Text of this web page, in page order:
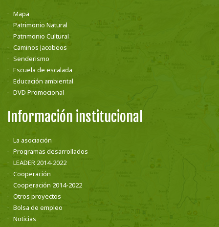
Mapa
Patrimonio Natural
Patrimonio Cultural
Caminos Jacobeos
Senderismo
Escuela de escalada
Educación ambiental
DVD Promocional
Información institucional
La asociación
Programas desarrollados
LEADER 2014-2022
Cooperación
Cooperación 2014-2022
Otros proyectos
Bolsa de empleo
Noticias